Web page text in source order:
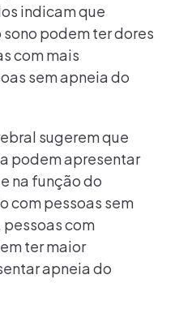
indicam que
podem ter dores
com mais
sem apneia do
sugerem que
podem apresentar
na função do
com pessoas sem
pessoas com
ter maior
apneia do